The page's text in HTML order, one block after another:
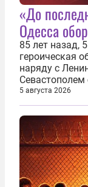
«До
Одесса
85 лет назад,
героическая
наряду с
Севастополем
героев.
Иосифа
го: «Прошу
5 августа 2026